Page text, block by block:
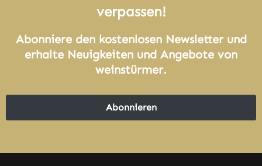
verpassen!
Abonniere den kostenlosen Newsletter und
erhalte Neuigkeiten und Angebote von
weinstürmer.
Abonnieren